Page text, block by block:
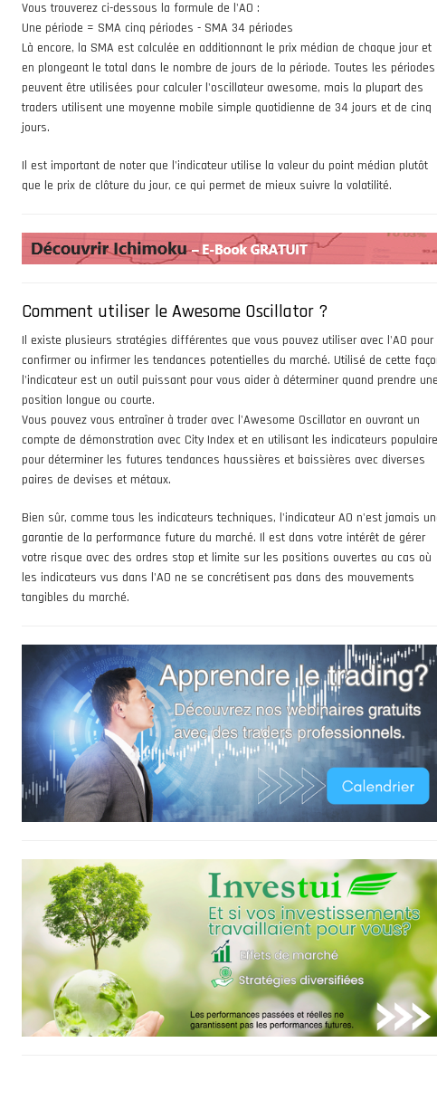
Vous trouverez ci-dessous la formule de l'AO :
Une période = SMA cinq périodes - SMA 34 périodes
Là encore, la SMA est calculée en additionnant le prix médian de chaque jour et
en plongeant le total dans le nombre de jours de la période. Toutes les périodes
peuvent être utilisées pour calculer l'oscillateur awesome, mais la plupart des
traders utilisent une moyenne mobile simple quotidienne de 34 jours et de cinq
jours.
Il est important de noter que l'indicateur utilise la valeur du point médian plutôt
que le prix de clôture du jour, ce qui permet de mieux suivre la volatilité.
Comment utiliser le Awesome Oscillator ?
Il existe plusieurs stratégies différentes que vous pouvez utiliser avec l'AO pour
confirmer ou infirmer les tendances potentielles du marché. Utilisé de cette
l'indicateur est un outil puissant pour vous aider à déterminer quand prendre
position longue ou courte.
Vous pouvez vous entraîner à trader avec l'Awesome Oscillator en ouvrant un
compte de démonstration avec City Index et en utilisant les indicateurs
pour déterminer les futures tendances haussières et baissières avec diverses
paires de devises et métaux.
Bien sûr, comme tous les indicateurs techniques, l'indicateur AO n'est jamais
garantie de la performance future du marché. Il est dans votre intérêt de gérer
votre risque avec des ordres stop et limite sur les positions ouvertes au cas où
les indicateurs vus dans l'AO ne se concrétisent pas dans des mouvements
tangibles du marché.